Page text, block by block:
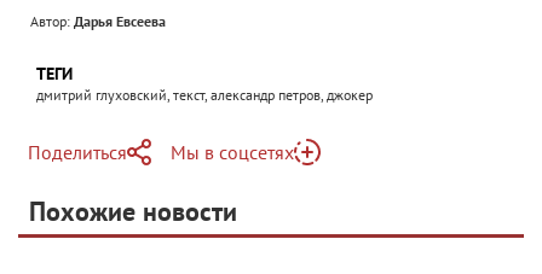
Автор: Дарья Евсеева
ТЕГИ
дмитрий глуховский, текст, александр петров, джокер
Поделиться
Telegram
Мы в соцсетях
Яндекс Дзен
Похожие новости